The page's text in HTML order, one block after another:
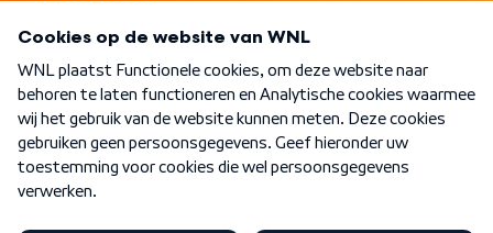
Nieuwsbrief
Word Lid